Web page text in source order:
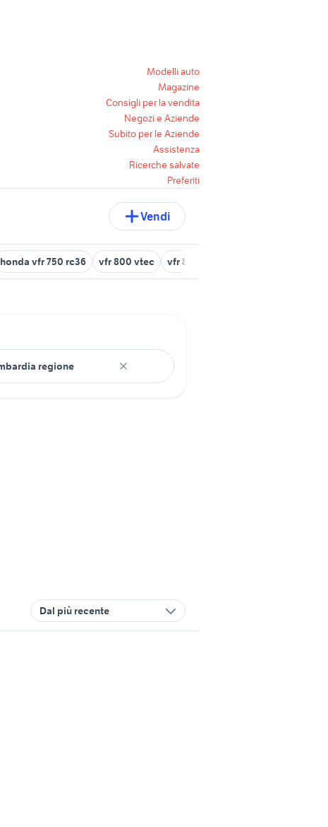
Modelli auto
Magazine
Consigli per la vendita
Negozi e Aziende
Subito per le Aziende
Assistenza
Ricerche salvate
Preferiti
Vendi
honda vfr 750 rc36 vfr 800 vtec vfr 800
Dal più recente